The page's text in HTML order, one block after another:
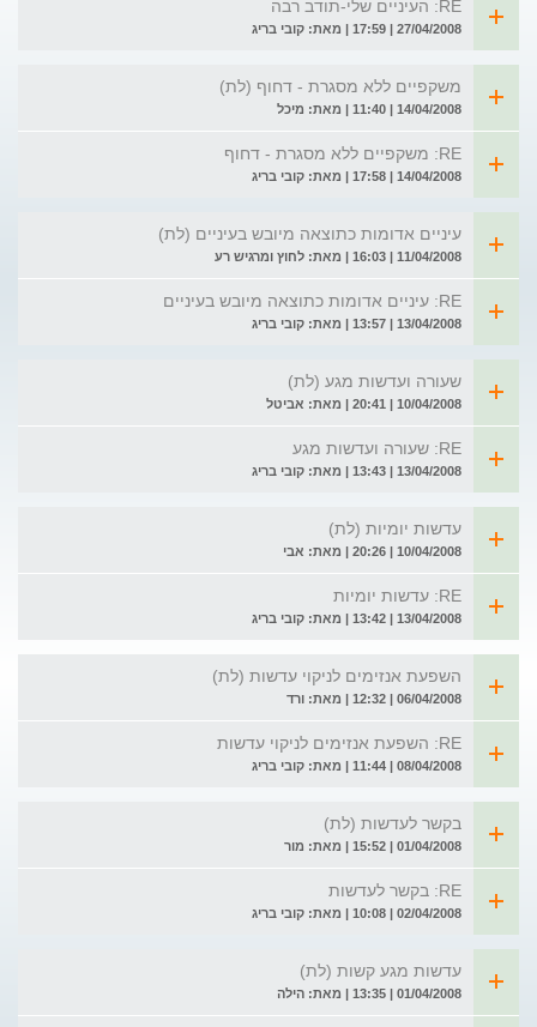
RE: העיניים שלי-תודב רבה
27/04/2008 | 17:59 | מאת: קובי בריג
משקפיים ללא מסגרת - דחוף (לת)
14/04/2008 | 11:40 | מאת: מיכל
RE: משקפיים ללא מסגרת - דחוף
14/04/2008 | 17:58 | מאת: קובי בריג
עיניים אדומות כתוצאה מיובש בעיניים (לת)
11/04/2008 | 16:03 | מאת: לחוץ ומרגיש רע
RE: עיניים אדומות כתוצאה מיובש בעיניים
13/04/2008 | 13:57 | מאת: קובי בריג
שעורה ועדשות מגע (לת)
10/04/2008 | 20:41 | מאת: אביטל
RE: שעורה ועדשות מגע
13/04/2008 | 13:43 | מאת: קובי בריג
עדשות יומיות (לת)
10/04/2008 | 20:26 | מאת: אבי
RE: עדשות יומיות
13/04/2008 | 13:42 | מאת: קובי בריג
השפעת אנזימים לניקוי עדשות (לת)
06/04/2008 | 12:32 | מאת: ורד
RE: השפעת אנזימים לניקוי עדשות
08/04/2008 | 11:44 | מאת: קובי בריג
בקשר לעדשות (לת)
01/04/2008 | 15:52 | מאת: מור
RE: בקשר לעדשות
02/04/2008 | 10:08 | מאת: קובי בריג
עדשות מגע קשות (לת)
01/04/2008 | 13:35 | מאת: הילה